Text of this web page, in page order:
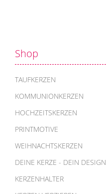
Shop
TAUFKERZEN
KOMMUNIONKERZEN
HOCHZEITSKERZEN
PRINTMOTIVE
WEIHNACHTSKERZEN
DEINE KERZE - DEIN DESIGN
KERZENHALTER